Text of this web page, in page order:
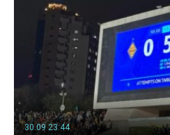
30.09 23:44